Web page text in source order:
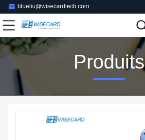
blueliu@wisecardtech.com
Produits